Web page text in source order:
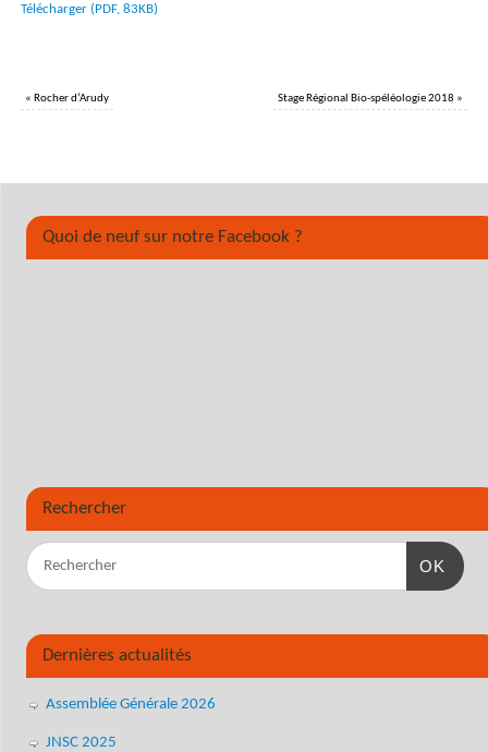
Télécharger (PDF, 83KB)
« Rocher d’Arudy Stage Régional Bio-spéléologie 2018 »
Quoi de neuf sur notre Facebook ?
Rechercher
OK
Dernières actualités
Assemblée Générale 2026
JNSC 2025